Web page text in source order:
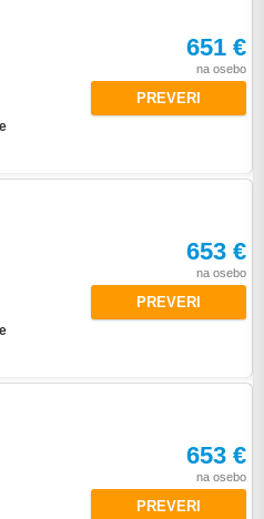
651 €
na osebo
PREVERI
653 €
na osebo
PREVERI
653 €
na osebo
PREVERI